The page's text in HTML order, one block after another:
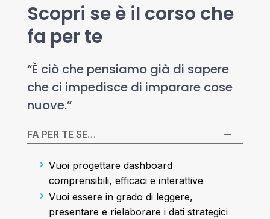
Scopri se è il corso che
fa per te
“È ciò che pensiamo già di sapere
che ci impedisce di imparare cose
nuove.”
FA PER TE SE…
Vuoi progettare dashboard
comprensibili, efficaci e interattive
Vuoi essere in grado di leggere,
presentare e rielaborare i dati strategici